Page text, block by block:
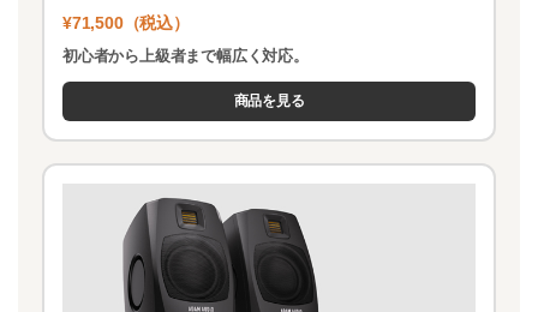
¥71,500（税込）
初心者から上級者まで幅広く対応。
商品を見る